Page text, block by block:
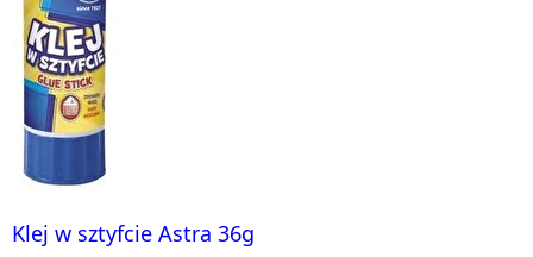
Klej w sztyfcie Astra 36g